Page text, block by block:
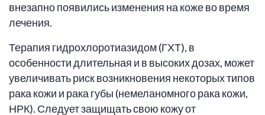
внезапно появились изменения на коже во время
лечения.
Терапия гидрохлоротиазидом (ГХТ), в
особенности длительная и в высоких дозах, может
увеличивать риск возникновения некоторых типов
рака кожи и рака губы (немеланомного рака кожи,
НРК). Следует защищать свою кожу от